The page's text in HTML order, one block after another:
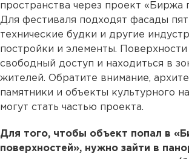
пространства через проект «Биржа
Для фестиваля подходят фасады
технические будки и другие
постройки и элементы.
свободный доступ и находиться в
жителей. Обратите внимание,
памятники и объекты культурного
могут стать частью проекта.
Для того, чтобы объект попал в
поверхностей», нужно зайти в